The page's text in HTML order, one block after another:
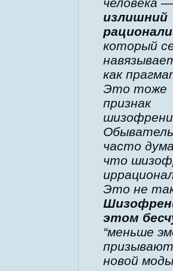
излишний
который
как
Это тоже
признак
Обыватель
часто
что
Это не
этом
“меньше
новой